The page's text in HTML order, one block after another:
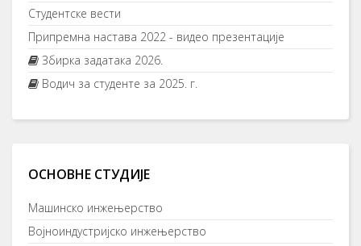
Студентске вести
Припремна настава 2022 - видео презентације
Збирка задатака 2026.
Водич за студенте за 2025. г.
ОСНОВНЕ СТУДИЈЕ
Машинско инжењерство
Војноиндустријско инжењерство